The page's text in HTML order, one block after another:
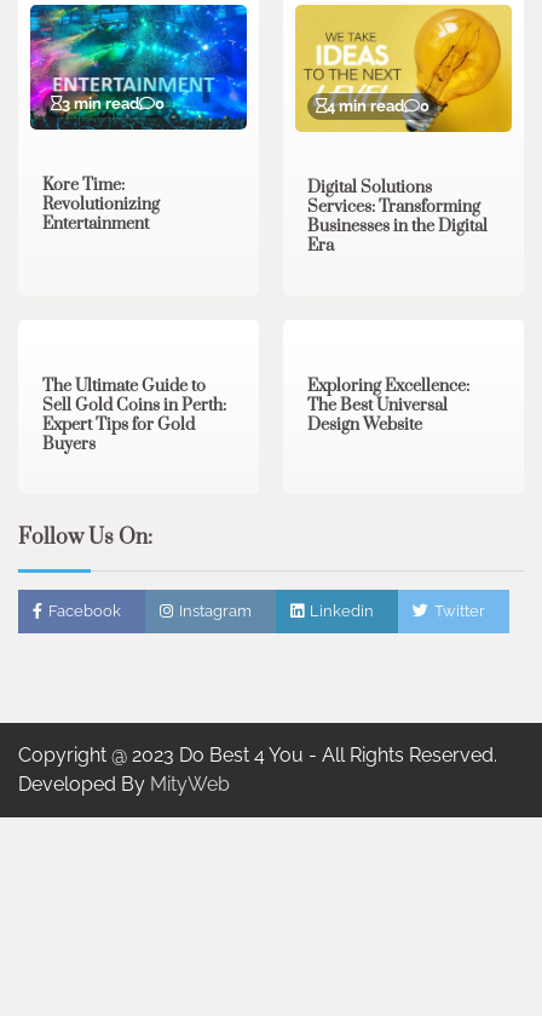
3 min read 0
Kore Time:
Revolutionizing
Entertainment
4 min read 0
Digital Solutions
Services: Transforming
Businesses in the Digital
Era
The Ultimate Guide to
Sell Gold Coins in Perth:
Expert Tips for Gold
Buyers
Exploring Excellence:
The Best Universal
Design Website
Follow Us On:
Facebook Instagram Linkedin Twitter
Copyright @ 2023 Do Best 4 You - All Rights Reserved.
Developed By MityWeb